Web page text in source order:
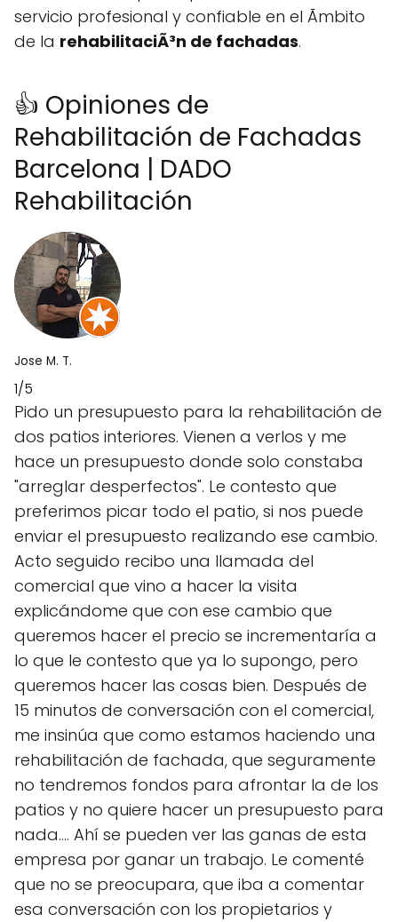
servicio profesional y confiable en el Ãmbito
de la rehabilitaciÃ³n de fachadas.
👍 Opiniones de
Rehabilitación de Fachadas
Barcelona | DADO
Rehabilitación
Jose M. T.
1/5
Pido un presupuesto para la rehabilitación de
dos patios interiores. Vienen a verlos y me
hace un presupuesto donde solo constaba
"arreglar desperfectos". Le contesto que
preferimos picar todo el patio, si nos puede
enviar el presupuesto realizando ese cambio.
Acto seguido recibo una llamada del
comercial que vino a hacer la visita
explicándome que con ese cambio que
queremos hacer el precio se incrementaría a
lo que le contesto que ya lo supongo, pero
queremos hacer las cosas bien. Después de
15 minutos de conversación con el comercial,
me insinúa que como estamos haciendo una
rehabilitación de fachada, que seguramente
no tendremos fondos para afrontar la de los
patios y no quiere hacer un presupuesto para
nada.... Ahí se pueden ver las ganas de esta
empresa por ganar un trabajo. Le comenté
que no se preocupara, que iba a comentar
esa conversación con los propietarios y